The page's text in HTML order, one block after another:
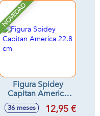
NOVEDAD
Figura Spidey
Capitan America
22.8 cm
36 meses 12,95 €